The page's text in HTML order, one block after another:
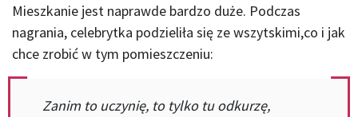
Mieszkanie jest naprawde bardzo duże. Podczas
nagrania, celebrytka podzieliła się ze wszytskimi,co i jak
chce zrobić w tym pomieszczeniu:
Zanim to uczynię, to tylko tu odkurzę,